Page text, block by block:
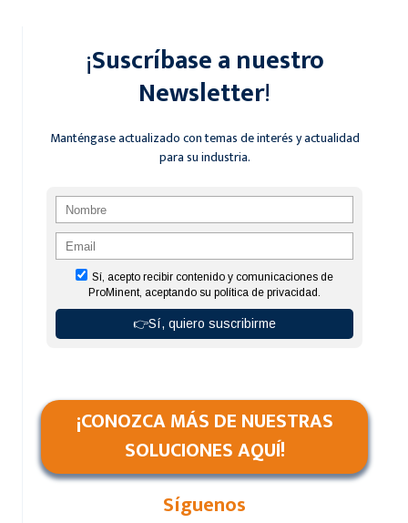
¡Suscríbase a nuestro
Newsletter!
Manténgase actualizado con temas de interés y actualidad
para su industria.
¡CONOZCA MÁS DE NUESTRAS
SOLUCIONES AQUÍ!
Síguenos